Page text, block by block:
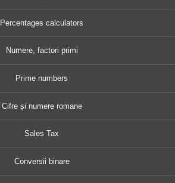
Percentages calculators
Numere, factori primi
Prime numbers
Cifre și numere romane
Sales Tax
Conversii binare